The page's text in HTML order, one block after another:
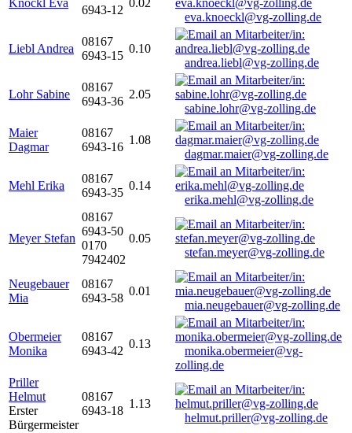
Knöckl Eva
6943-12
0.02
eva.knoeckl@vg-zolling.de
Liebl Andrea
08167
6943-15
0.10
andrea.liebl@vg-zolling.de
Lohr Sabine
08167
6943-36
2.05
sabine.lohr@vg-zolling.de
Maier
Dagmar
08167
6943-16
1.08
dagmar.maier@vg-zolling.de
Mehl Erika
08167
6943-35
0.14
erika.mehl@vg-zolling.de
Meyer Stefan
08167
6943-50
0170
7942402
0.05
stefan.meyer@vg-zolling.de
Neugebauer
Mia
08167
6943-58
0.01
mia.neugebauer@vg-zolling.de
Obermeier
Monika
08167
6943-42
0.13
monika.obermeier@vg-
zolling.de
Priller
Helmut
Erster
Bürgermeister
08167
6943-18
1.13
helmut.priller@vg-zolling.de